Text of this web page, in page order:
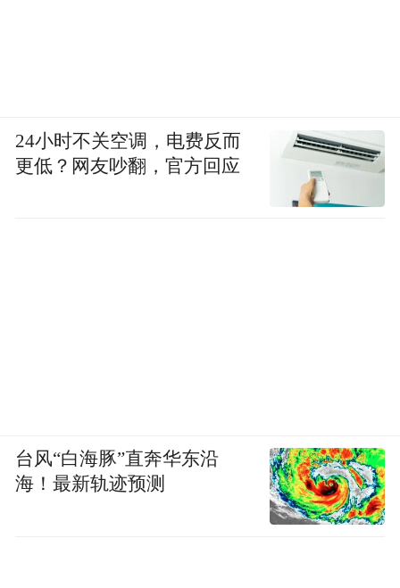
24小时不关空调，电费反而
更低？网友吵翻，官方回应
台风“白海豚”直奔华东沿
海！最新轨迹预测